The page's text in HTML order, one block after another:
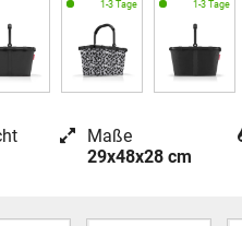
Maße
29x48x28 cm